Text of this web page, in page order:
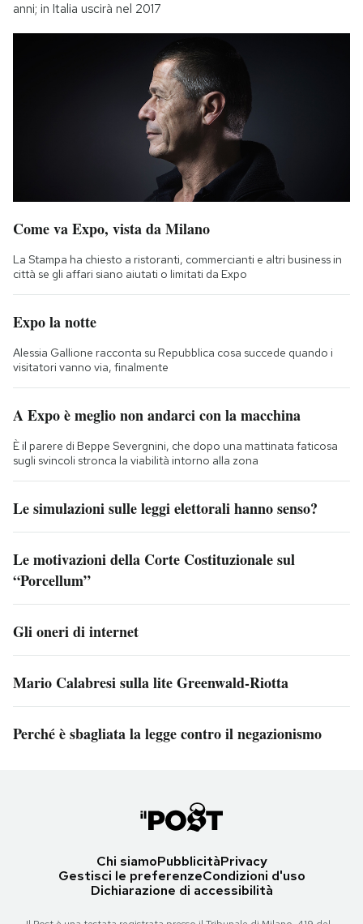
anni; in Italia uscirà nel 2017
Come va Expo, vista da Milano
La Stampa ha chiesto a ristoranti, commercianti e altri business in
città se gli affari siano aiutati o limitati da Expo
Expo la notte
Alessia Gallione racconta su Repubblica cosa succede quando i
visitatori vanno via, finalmente
A Expo è meglio non andarci con la macchina
È il parere di Beppe Severgnini, che dopo una mattinata faticosa
sugli svincoli stronca la viabilità intorno alla zona
Le simulazioni sulle leggi elettorali hanno senso?
Le motivazioni della Corte Costituzionale sul
“Porcellum”
Gli oneri di internet
Mario Calabresi sulla lite Greenwald-Riotta
Perché è sbagliata la legge contro il negazionismo
Chi siamoPubblicitàPrivacy
Gestisci le preferenzeCondizioni d'uso
Dichiarazione di accessibilità